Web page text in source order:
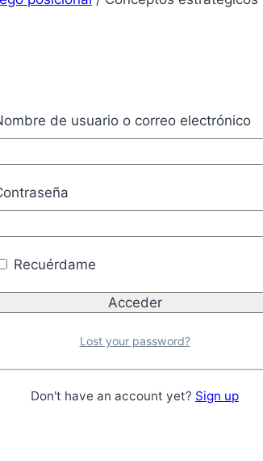
Soviética
sobre medio juego escrito por
te ayudará a comprender en
y la planificación
de descuento
de usuario o correo electrónico
Recuérdame
Lost your password?
Don't have an account yet? Sign up